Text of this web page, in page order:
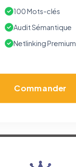
100 Mots-clés
Audit Sémantique
Netlinking Premium
Commander